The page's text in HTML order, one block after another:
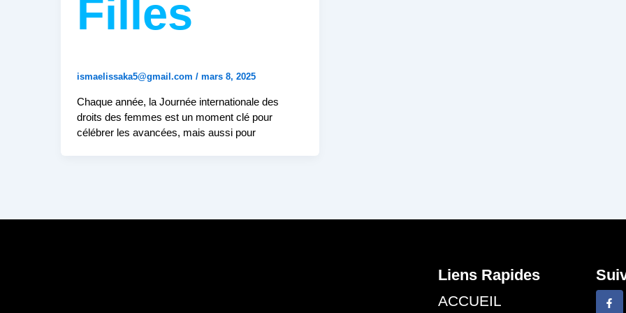
Filles
ismaelissaka5@gmail.com / mars 8, 2025
Chaque année, la Journée internationale des
droits des femmes est un moment clé pour
célébrer les avancées, mais aussi pour
Liens Rapides
ACCUEIL
a